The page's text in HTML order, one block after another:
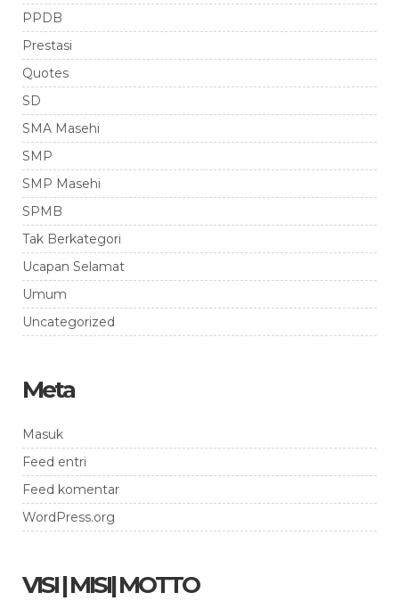
PPDB
Prestasi
Quotes
SD
SMA Masehi
SMP
SMP Masehi
SPMB
Tak Berkategori
Ucapan Selamat
Umum
Uncategorized
Meta
Masuk
Feed entri
Feed komentar
WordPress.org
VISI | MISI| MOTTO